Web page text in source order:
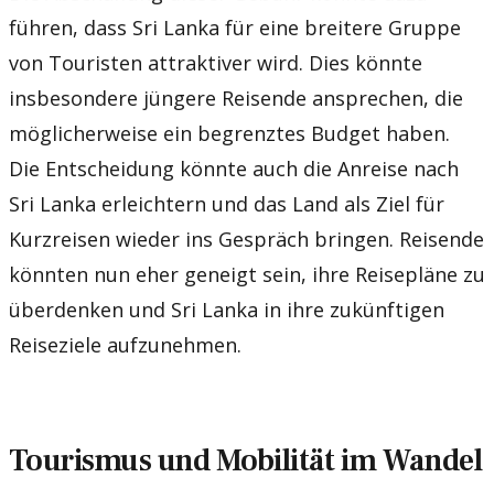
führen, dass Sri Lanka für eine breitere Gruppe
von Touristen attraktiver wird. Dies könnte
insbesondere jüngere Reisende ansprechen, die
möglicherweise ein begrenztes Budget haben.
Die Entscheidung könnte auch die Anreise nach
Sri Lanka erleichtern und das Land als Ziel für
Kurzreisen wieder ins Gespräch bringen. Reisende
könnten nun eher geneigt sein, ihre Reisepläne zu
überdenken und Sri Lanka in ihre zukünftigen
Reiseziele aufzunehmen.
Tourismus und Mobilität im Wandel